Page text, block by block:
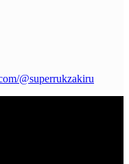
@superrukzakiru